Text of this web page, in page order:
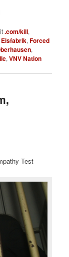
.com/kill,
Eisfabrik,Forced
,
,VNV Nation
Test